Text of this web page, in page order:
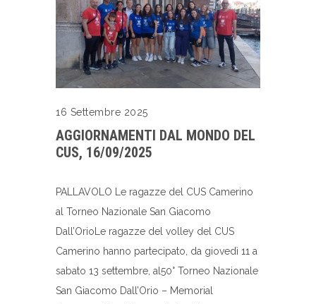
16 Settembre 2025
AGGIORNAMENTI DAL MONDO DEL
CUS, 16/09/2025
PALLAVOLO Le ragazze del CUS Camerino
al Torneo Nazionale San Giacomo
Dall’OrioLe ragazze del volley del CUS
Camerino hanno partecipato, da giovedì 11 a
sabato 13 settembre, al50° Torneo Nazionale
San Giacomo Dall’Orio – Memorial